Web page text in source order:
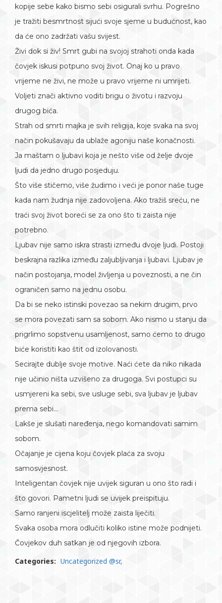
kopije sebe kako bismo sebi osigurali svrhu. Pogrešno
je tražiti besmrtnost sijući svoje sjeme u budućnost, kao
da će ono zadržati vašu svijest.
Živi dok si živ! Smrt gubi na svojoj strahoti onda kada
čovjek iskusi potpuno svoj život. Onaj ko u pravo
vrijeme ne živi, ne može u pravo vrijeme ni umrijeti.
Voljeti znači aktivno voditi brigu o životu i razvoju
drugog bića.
Strah od smrti majka je svih religija, koje svaka na svoj
način pokušavaju da ublaže agoniju naše konačnosti.
Ja maštam o ljubavi koja je nešto više od želje dvoje
ljudi da jedno drugo posjeduju.
Što više stičemo, više žudimo i veći je ponor naše tuge
kada nam žudnja nije zadovoljena. Ako tražiš sreću, ne
traći svoj život boreći se za ono što ti zaista nije
potrebno.
Ljubav nije samo iskra strasti između dvoje ljudi. Postoji
beskrajna razlika između zaljubljivanja i ljubavi. Ljubav je
način postojanja, model življenja u poveznosti, a ne čin
ograničen samo na jednu osobu.
Da bi se neko istinski povezao sa nekim drugim, prvo
se mora povezati sam sa sobom. Ako nismo u stanju da
prigrlimo sopstvenu usamljenost, samo ćemo to drugo
biće koristiti kao štit od izolovanosti.
Secirajte dublje svoje motive. Naći ćete da niko nikada
nije učinio ništa uzvišeno za drugoga. Svi postupci su
usmjereni ka sebi, sve usluge sebi, sva ljubav je ljubav
prema sebi…
Lakše je slušati naređenja, nego komandovati samim
sobom.
Očajanje je cijena koju čovjek plaća za svoju
samosvjesnost.
Inteligentan čovjek nije uvijek siguran u ono što radi i
što govori. Pametni ljudi se uvijek preispituju.
Samo ranjeni iscjelitelj može zaista liječiti.
Svaka osoba mora odlučiti koliko istine može podnijeti.
Čovjekov duh satkan je od njegovih izbora.
Categories: Uncategorized @sr